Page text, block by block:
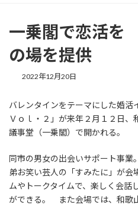
一乗閣で恋活を
の場を提供
2022年12月20日
バレンタインをテーマにした婚活
Ｖｏｌ・２」が来年２月１２日
議事堂（一乗閣）で開かれる。
同市の男女の出会いサポート事業
弟お笑い芸人の「すみたに」が会
ムやトークタイムで、楽しく会話
ができる。 また会場では、和歌